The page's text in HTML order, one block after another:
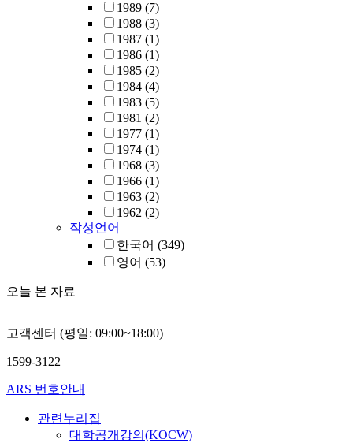
1989 (7)
1988 (3)
1987 (1)
1986 (1)
1985 (2)
1984 (4)
1983 (5)
1981 (2)
1977 (1)
1974 (1)
1968 (3)
1966 (1)
1963 (2)
1962 (2)
작성언어
한국어 (349)
영어 (53)
오늘 본 자료
고객센터 (평일: 09:00~18:00)
1599-3122
ARS 번호안내
관련누리집
대학공개강의(KOCW)